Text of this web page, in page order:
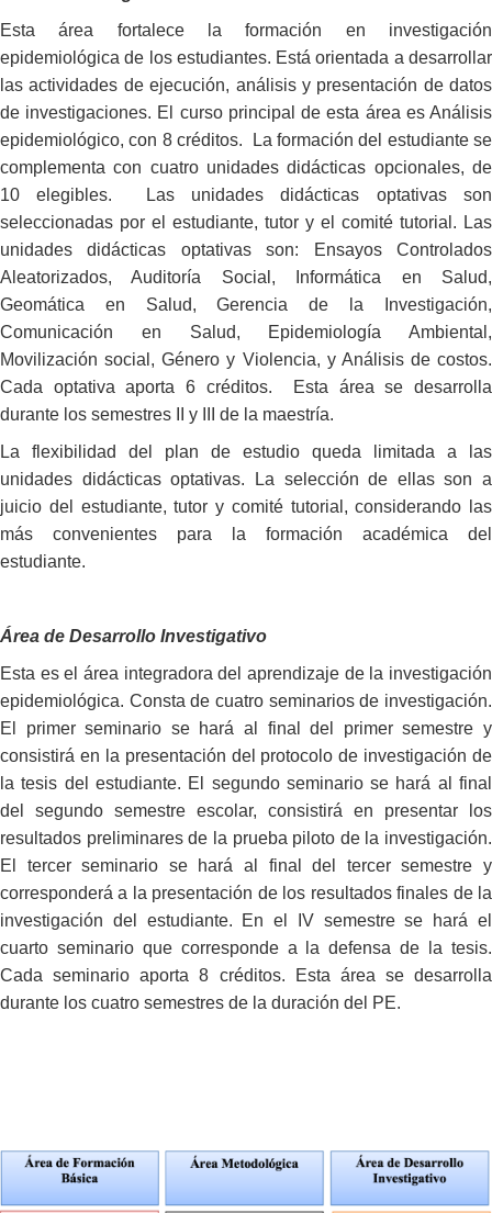
Esta área fortalece la formación en investigación
epidemiológica de los estudiantes. Está orientada a desarrollar
las actividades de ejecución, análisis y presentación de datos
de investigaciones. El curso principal de esta área es Análisis
epidemiológico, con 8 créditos. La formación del estudiante se
complementa con cuatro unidades didácticas opcionales, de
10 elegibles. Las unidades didácticas optativas son
seleccionadas por el estudiante, tutor y el comité tutorial. Las
unidades didácticas optativas son: Ensayos Controlados
Aleatorizados, Auditoría Social, Informática en Salud,
Geomática en Salud, Gerencia de la Investigación,
Comunicación en Salud, Epidemiología Ambiental,
Movilización social, Género y Violencia, y Análisis de costos.
Cada optativa aporta 6 créditos. Esta área se desarrolla
durante los semestres II y III de la maestría.
La flexibilidad del plan de estudio queda limitada a las
unidades didácticas optativas. La selección de ellas son a
juicio del estudiante, tutor y comité tutorial, considerando las
más convenientes para la formación académica del
estudiante.
Área de Desarrollo Investigativo
Esta es el área integradora del aprendizaje de la investigación
epidemiológica. Consta de cuatro seminarios de investigación.
El primer seminario se hará al final del primer semestre y
consistirá en la presentación del protocolo de investigación de
la tesis del estudiante. El segundo seminario se hará al final
del segundo semestre escolar, consistirá en presentar los
resultados preliminares de la prueba piloto de la investigación.
El tercer seminario se hará al final del tercer semestre y
corresponderá a la presentación de los resultados finales de la
investigación del estudiante. En el IV semestre se hará el
cuarto seminario que corresponde a la defensa de la tesis.
Cada seminario aporta 8 créditos. Esta área se desarrolla
durante los cuatro semestres de la duración del PE.